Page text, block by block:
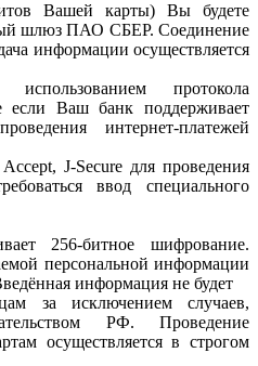
Вашей карты) Вы будете
шлюз ПАО СБЕР. Соединение
информации осуществляется
протокола
Ваш банк поддерживает
интернет-платежей
J-Secure для проведения
ввод специального
256-битное шифрование.
персональной информации
информация не будет
за исключением случаев,
РФ. Проведение
осуществляется в строгом